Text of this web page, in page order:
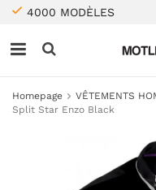
4000 MODÈLES
Homepage VÊTEMENTS
Split Star Enzo Black